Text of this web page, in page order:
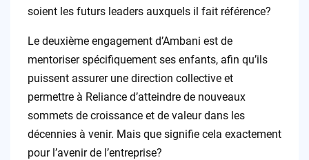
soient les futurs leaders auxquels il fait référence?
Le deuxième engagement d’Ambani est de
mentoriser spécifiquement ses enfants, afin qu’ils
puissent assurer une direction collective et
permettre à Reliance d’atteindre de nouveaux
sommets de croissance et de valeur dans les
décennies à venir. Mais que signifie cela exactement
pour l’avenir de l’entreprise?